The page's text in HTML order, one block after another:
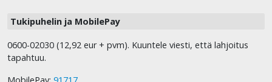
Tukipuhelin ja MobilePay
0600-02030 (12,92 eur + pvm). Kuuntele viesti, että lahjoitus
tapahtuu.